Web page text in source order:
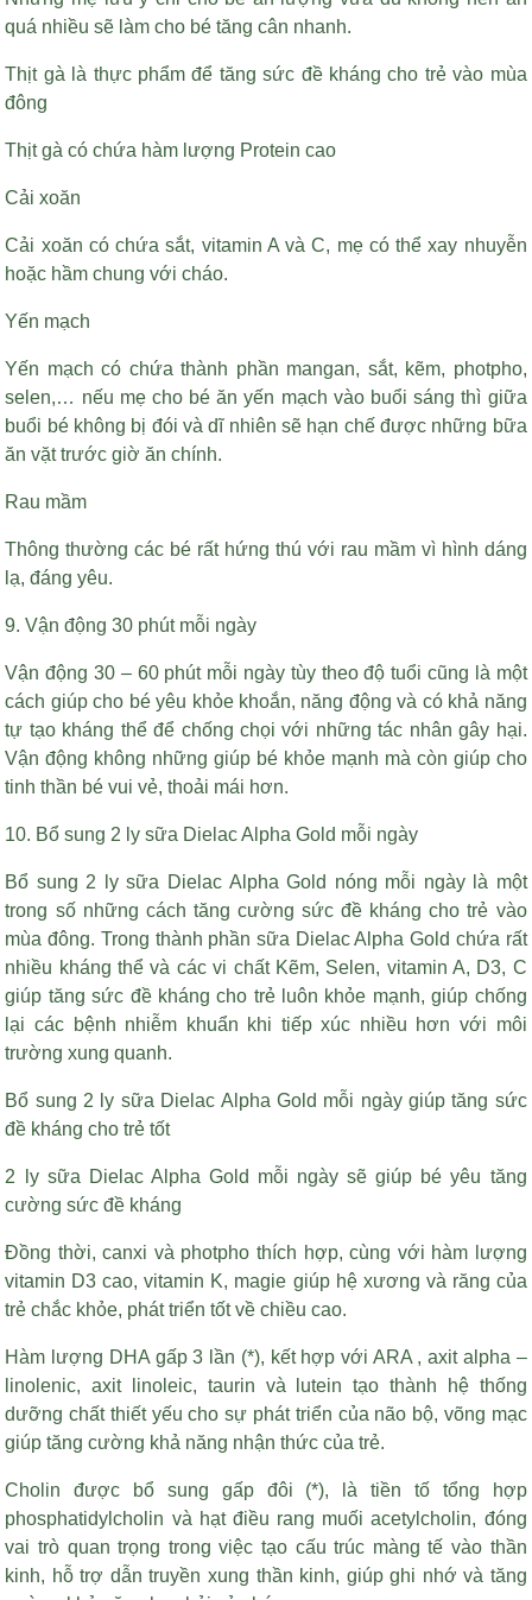
quá nhiều sẽ làm cho bé tăng cân nhanh.
Thịt gà là thực phẩm để tăng sức đề kháng cho trẻ vào mùa
đông
Thịt gà có chứa hàm lượng Protein cao
Cải xoăn
Cải xoăn có chứa sắt, vitamin A và C, mẹ có thể xay nhuyễn
hoặc hầm chung với cháo.
Yến mạch
Yến mạch có chứa thành phần mangan, sắt, kẽm, photpho,
selen,… nếu mẹ cho bé ăn yến mạch vào buổi sáng thì giữa
buổi bé không bị đói và dĩ nhiên sẽ hạn chế được những bữa
ăn vặt trước giờ ăn chính.
Rau mầm
Thông thường các bé rất hứng thú với rau mầm vì hình dáng
lạ, đáng yêu.
9. Vận động 30 phút mỗi ngày
Vận động 30 – 60 phút mỗi ngày tùy theo độ tuổi cũng là một
cách giúp cho bé yêu khỏe khoắn, năng động và có khả năng
tự tạo kháng thể để chống chọi với những tác nhân gây hại.
Vận động không những giúp bé khỏe mạnh mà còn giúp cho
tinh thần bé vui vẻ, thoải mái hơn.
10. Bổ sung 2 ly sữa Dielac Alpha Gold mỗi ngày
Bổ sung 2 ly sữa Dielac Alpha Gold nóng mỗi ngày là một
trong số những cách tăng cường sức đề kháng cho trẻ vào
mùa đông. Trong thành phần sữa Dielac Alpha Gold chứa rất
nhiều kháng thể và các vi chất Kẽm, Selen, vitamin A, D3, C
giúp tăng sức đề kháng cho trẻ luôn khỏe mạnh, giúp chống
lại các bệnh nhiễm khuẩn khi tiếp xúc nhiều hơn với môi
trường xung quanh.
Bổ sung 2 ly sữa Dielac Alpha Gold mỗi ngày giúp tăng sức
đề kháng cho trẻ tốt
2 ly sữa Dielac Alpha Gold mỗi ngày sẽ giúp bé yêu tăng
cường sức đề kháng
Đồng thời, canxi và photpho thích hợp, cùng với hàm lượng
vitamin D3 cao, vitamin K, magie giúp hệ xương và răng của
trẻ chắc khỏe, phát triển tốt về chiều cao.
Hàm lượng DHA gấp 3 lần (*), kết hợp với ARA , axit alpha –
linolenic, axit linoleic, taurin và lutein tạo thành hệ thống
dưỡng chất thiết yếu cho sự phát triển của não bộ, võng mạc
giúp tăng cường khả năng nhận thức của trẻ.
Cholin được bổ sung gấp đôi (*), là tiền tố tổng hợp
phosphatidylcholin và hạt điều rang muối acetylcholin, đóng
vai trò quan trọng trong việc tạo cấu trúc màng tế vào thần
kinh, hỗ trợ dẫn truyền xung thần kinh, giúp ghi nhớ và tăng